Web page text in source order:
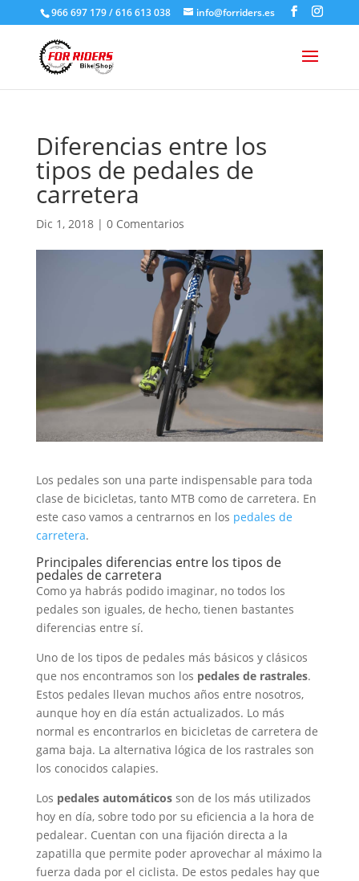
966 697 179 / 616 613 038 info@forriders.es
Diferencias entre los
tipos de pedales de
carretera
Dic 1, 2018| 0 Comentarios
Los pedales son una parte indispensable para toda
clase de bicicletas, tanto MTB como de carretera. En
este caso vamos a centrarnos en los pedales de
carretera.
Principales diferencias entre los tipos de
pedales de carretera
Como ya habrás podido imaginar, no todos los
pedales son iguales, de hecho, tienen bastantes
diferencias entre sí.
Uno de los tipos de pedales más básicos y clásicos
que nos encontramos son los pedales de rastrales.
Estos pedales llevan muchos años entre nosotros,
aunque hoy en día están actualizados. Lo más
normal es encontrarlos en bicicletas de carretera de
gama baja. La alternativa lógica de los rastrales son
los conocidos calapies.
Los pedales automáticosson de los más utilizados
hoy en día, sobre todo por su eficiencia a la hora de
pedalear. Cuentan con una fijación directa a la
zapatilla que permite poder aprovechar al máximo la
fuerza dada por el ciclista. De estos pedales hay que